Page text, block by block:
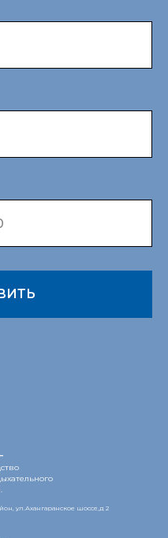
ул.Ахангаранское шоссе,д 2